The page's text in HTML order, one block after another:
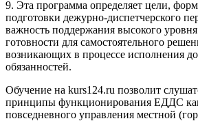
9. Эта программа определяет цели,
подготовки дежурно-диспетчерского
важность поддержания высокого
готовности для самостоятельного
возникающих в процессе исполнения
обязанностей.
Обучение на kurs124.ru позволит
принципы функционирования ЕДДС
повседневного управления местной